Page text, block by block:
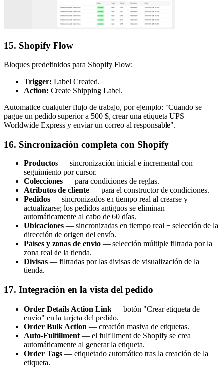
15. Shopify Flow
Bloques predefinidos para Shopify Flow:
Trigger: Label Created.
Action: Create Shipping Label.
Automatice cualquier flujo de trabajo, por ejemplo: "Cuando se
pague un pedido superior a 500 $, crear una etiqueta UPS
Worldwide Express y enviar un correo al responsable".
16. Sincronización completa con Shopify
Productos — sincronización inicial e incremental con
seguimiento por cursor.
Colecciones — para condiciones de reglas.
Atributos de cliente — para el constructor de condiciones.
Pedidos — sincronizados en tiempo real al crearse y
actualizarse; los pedidos antiguos se eliminan
automáticamente al cabo de 60 días.
Ubicaciones — sincronizadas en tiempo real + selección de la
dirección de origen del envío.
Países y zonas de envío — selección múltiple filtrada por la
zona real de la tienda.
Divisas — filtradas por las divisas de visualización de la
tienda.
17. Integración en la vista del pedido
Order Details Action Link — botón "Crear etiqueta de
envío" en la tarjeta del pedido.
Order Bulk Action — creación masiva de etiquetas.
Auto-Fulfillment — el fulfillment de Shopify se crea
automáticamente al generar la etiqueta.
Order Tags — etiquetado automático tras la creación de la
etiqueta.